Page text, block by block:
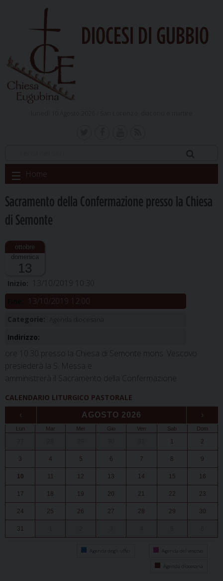
DIOCESI DI GUBBIO
Skip
to
Home
Sacramento della Confermazione presso la Chiesa
di Semonte
domenica
13
Inizio: 13/10/2019 10:30
13/10/2019 12:00
Categorie:
Indirizzo:
ore 10.30 presso la Chiesa di Semonte mons. Vescovo
presiederà la S. Messa e
amministrerà il Sacramento della Confermazione
CALENDARIO LITURGICO PASTORALE
‹ AGOSTO 2026 ›
Lun Mar Mer Gio Ven Sab Dom
1 2
3 4 5 6 7 8 9
10 11 12 13 14 15 16
17 18 19 20 21 22 23
24 25 26 27 28 29 30
31
Agenda degli uffici Agenda del vescovo
Agenda diocesana